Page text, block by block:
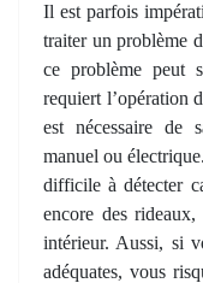
Il est parfois
traiter un problème
ce problème peut
requiert l’opération
est nécessaire de
manuel ou
difficile à détecter
encore des
intérieur. Aussi, si
adéquates, vous